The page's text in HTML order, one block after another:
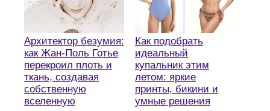
Архитектор безумия:
как Жан-Поль Готье
перекроил плоть и
ткань, создавая
собственную
вселенную
Как подобрать
идеальный
купальник этим
летом: яркие
принты, бикини и
умные решения